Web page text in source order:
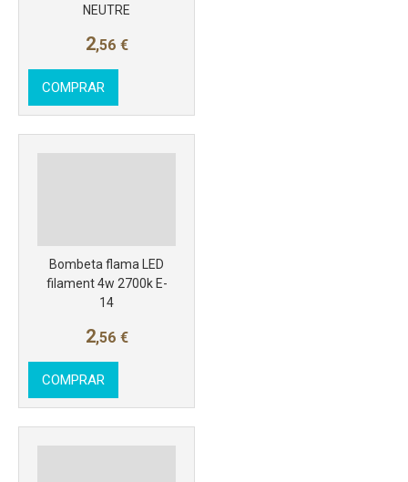
NEUTRE
2,56 €
COMPRAR
Bombeta flama LED
filament 4w 2700k E-
14
2,56 €
COMPRAR